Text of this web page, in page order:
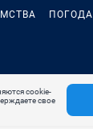
ПОГОДА
cookie-
свое